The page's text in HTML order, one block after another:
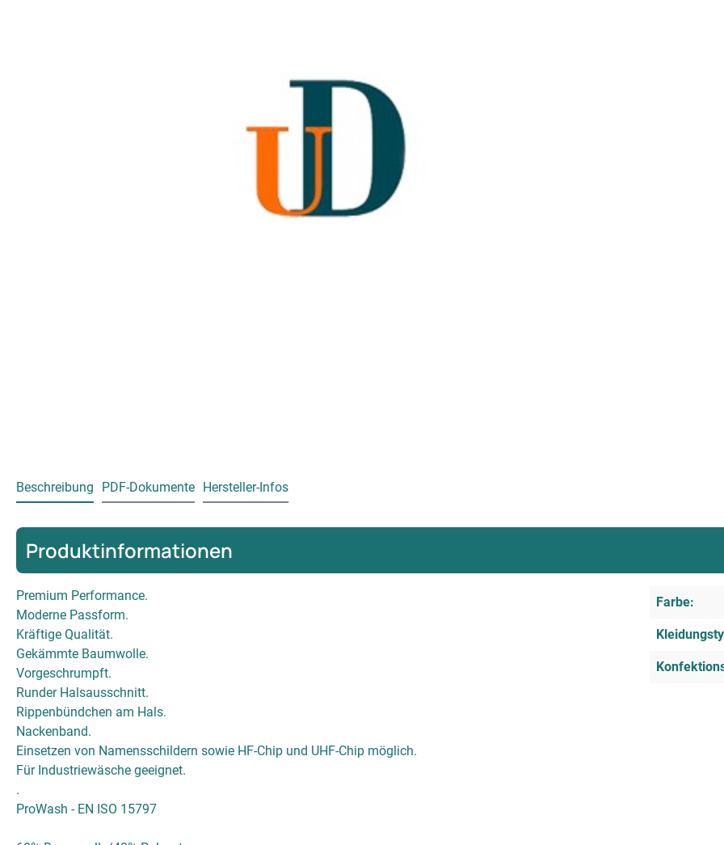
Beschreibung PDF-Dokumente Hersteller-Infos
Produktinformationen
Premium Performance.
Moderne Passform.
Kräftige Qualität.
Gekämmte Baumwolle.
Vorgeschrumpft.
Runder Halsausschnitt.
Rippenbündchen am Hals.
Nackenband.
Einsetzen von Namensschildern sowie HF-Chip und UHF-Chip möglich.
Für Industriewäsche geeignet.
.
ProWash - EN ISO 15797
Farbe: